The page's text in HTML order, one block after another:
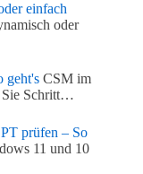
einfach
oder
geht's CSM im
Sie Schritt…
prüfen – So
11 und 10